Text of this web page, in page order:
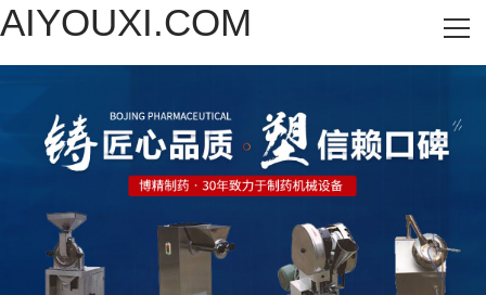
AIYOUXI.COM
网站AIYOUXI.COM
施工案例
关于我们